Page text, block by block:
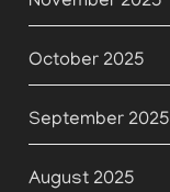
October 2025
September 2025
August 2025